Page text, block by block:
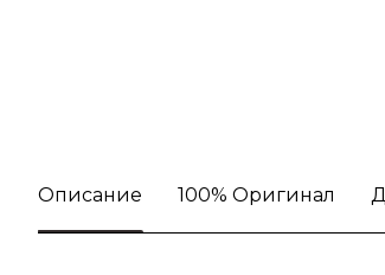
Описание 100% Оригинал